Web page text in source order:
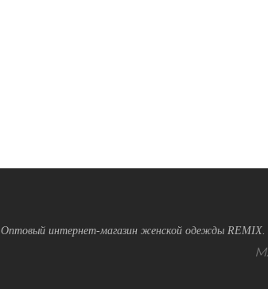
Оптовый интернет-магазин женской одежды